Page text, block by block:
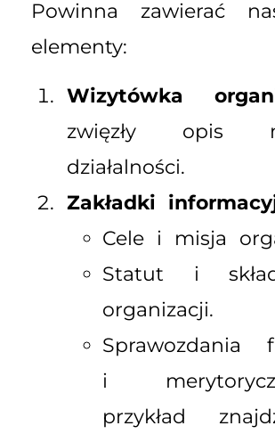
Powinna zawierać
elementy:
Wizytówka
zwięzły opis
działalności.
Zakładki
Cele i misja
Statut i
organizacji.
Sprawozdania
i
przykład